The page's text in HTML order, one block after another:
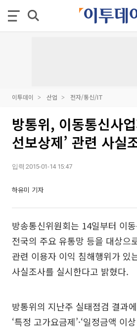
이투데이 산업 전자/통신/IT
방통위, 이동통신사
선보상제’ 관련 사실
입력 2015-01-14 15:47
하유미 기자
방송통신위원회는 14일부터 이
전국의 주요 유통망 등을 대상으
관련 이용자 이익 침해행위가 있
사실조사를 실시한다고 밝혔다.
방통위의 지난주 실태점검 결과
‘특정 고가요금제’·‘일정금액 이